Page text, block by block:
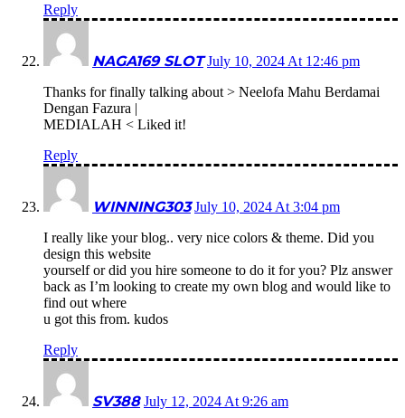
Reply
NAGA169 SLOT July 10, 2024 At 12:46 pm
Thanks for finally talking about > Neelofa Mahu Berdamai
Dengan Fazura |
MEDIALAH < Liked it!
Reply
WINNING303 July 10, 2024 At 3:04 pm
I really like your blog.. very nice colors & theme. Did you
design this website
yourself or did you hire someone to do it for you? Plz answer
back as I’m looking to create my own blog and would like to
find out where
u got this from. kudos
Reply
SV388 July 12, 2024 At 9:26 am